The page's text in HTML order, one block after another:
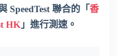
SpeedTest 聯合的「香
HK 」進行測速。